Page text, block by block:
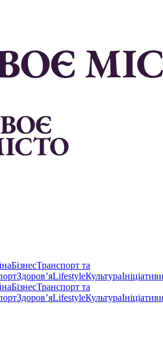
БізнесТранспорт та
ЗдоровʼяLifestyleКультура
БізнесТранспорт та
ЗдоровʼяLifestyleКультура